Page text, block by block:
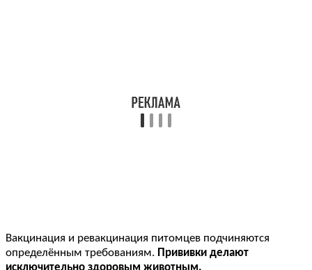
Вакцинация и ревакцинация питомцев подчиняются
определённым требованиям. Прививки делают